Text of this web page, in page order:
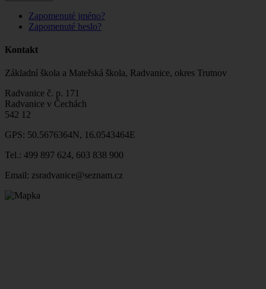
Zapomenuté jméno?
Zapomenuté heslo?
Kontakt
Základní škola a Mateřská škola, Radvanice, okres Trutnov
Radvanice č. p. 171
Radvanice v Čechách
542 12
GPS: 50.5676364N, 16.0543464E
Tel.: 499 897 624, 603 838 900
Email: zsradvanice@seznam.cz